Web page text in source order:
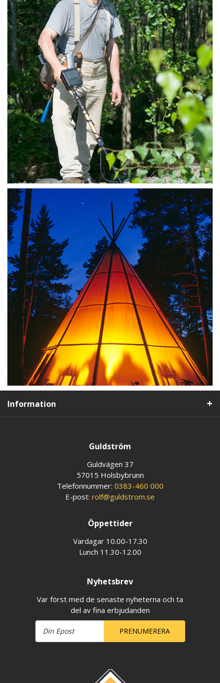
Information
Guldström
Guldvägen 37
57015 Holsbybrunn
Telefonnummer: 0383-460 000
E-post: rolf@guldstrom.se
Öppettider
Vardagar 10.00-17.30
Lunch 11.30-12.00
Nyhetsbrev
Var först med de senaste nyheterna och ta
del av fina erbjudanden
PRENUMERERA